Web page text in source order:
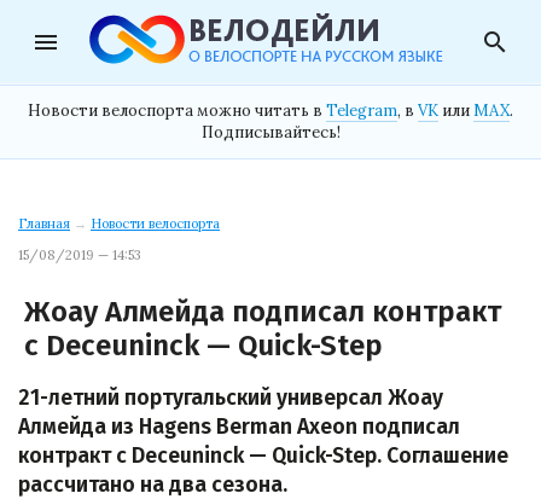
menu search
Новости велоспорта можно читать в Telegram, в VK илиMAX.
Подписывайтесь!
Главная → Новости велоспорта
15/08/2019 — 14:53
Жоау Алмейда подписал контракт
с Deceuninck — Quick-Step
21-летний португальский универсал Жоау
Алмейда из Hagens Berman Axeon подписал
контракт с Deceuninck — Quick-Step. Соглашение
рассчитано на два сезона.